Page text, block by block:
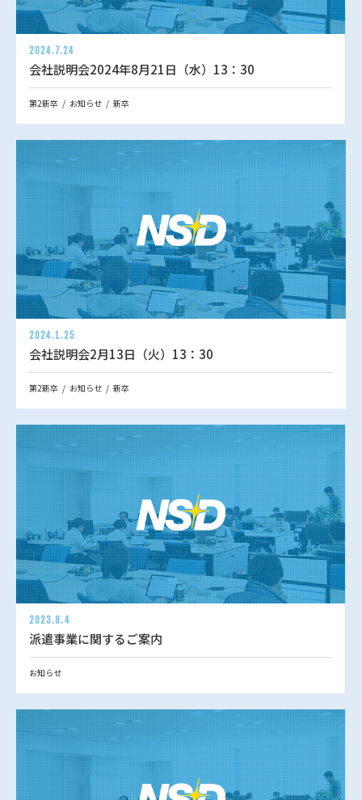
2024.7.24
会社説明会2024年8月21日（水）13：30
第2新卒 お知らせ 新卒
2024.1.25
会社説明会2月13日（火）13：30
第2新卒 お知らせ 新卒
2023.8.4
派遣事業に関するご案内
お知らせ